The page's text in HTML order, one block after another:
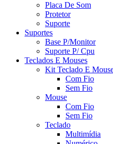
Placa De Som
Protetor
Suporte
Suportes
Base P/Monitor
Suporte P/ Cpu
Teclados E Mouses
Kit Teclado E
Com Fio
Sem Fio
Mouse
Com Fio
Sem Fio
Teclado
Multimídia